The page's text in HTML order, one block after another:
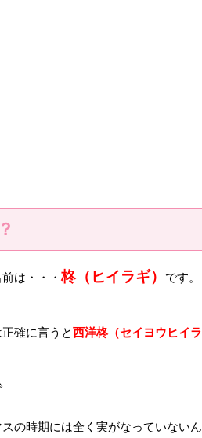
は・・・柊（ヒイラギ）
です。
確に言うと西洋柊（セイヨウヒイラ
の時期には全く実がなっていないん